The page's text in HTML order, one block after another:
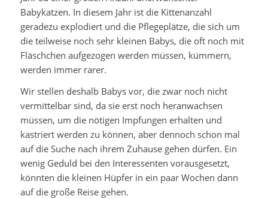
Babykatzen. In diesem Jahr ist die Kittenanzahl
geradezu explodiert und die Pflegeplätze, die sich um
die teilweise noch sehr kleinen Babys, die oft noch mit
Fläschchen aufgezogen werden müssen, kümmern,
werden immer rarer.
Wir stellen deshalb Babys vor, die zwar noch nicht
vermittelbar sind, da sie erst noch heranwachsen
müssen, um die nötigen Impfungen erhalten und
kastriert werden zu können, aber dennoch schon mal
auf die Suche nach ihrem Zuhause gehen dürfen. Ein
wenig Geduld bei den Interessenten vorausgesetzt,
könnten die kleinen Hüpfer in ein paar Wochen dann
auf die große Reise gehen.